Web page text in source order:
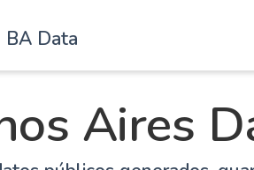
BA Data
Aires